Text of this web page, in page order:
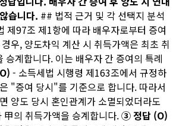
습니다. ## 법적 근거 및 각 선택지 분석
제97조 제1항에 따라 배우자로부터 증여
우, 양도차익 계산 시 취득가액은 최초 취
승계합니다. 이는 배우자 간 증여의 특례
- 소득세법 시행령 제163조에서 규정하
"증여 당시"를 기준으로 합니다. 따라서
양도 당시 혼인관계가 소멸되었더라도
甲의 취득가액을 승계합니다.③ 정답 (O)